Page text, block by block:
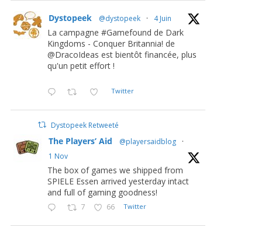
Dystopeek @dystopeek · 4 Juin
La campagne #Gamefound de Dark
Kingdoms - Conquer Britannia! de
@DracoIdeas est bientôt financée, plus
qu'un petit effort !
Twitter
Dystopeek Retweeté
The Players’ Aid @playersaidblog
·
1 Nov
The box of games we shipped from
SPIELE Essen arrived yesterday intact
and full of gaming goodness!
7 66 Twitter